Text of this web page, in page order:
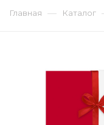
Главная — Каталог